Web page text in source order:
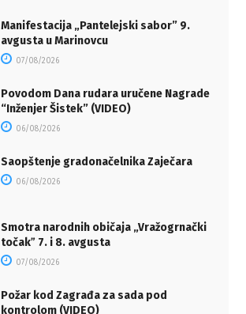
Manifestacija „Pantelejski sabor” 9.
avgusta u Marinovcu
07/08/2026
Povodom Dana rudara uručene Nagrade
“Inženjer Šistek” (VIDEO)
06/08/2026
Saopštenje gradonačelnika Zaječara
06/08/2026
Smotra narodnih običaja „Vražogrnački
točakˮ 7. i 8. avgusta
07/08/2026
Požar kod Zagrađa za sada pod
kontrolom (VIDEO)